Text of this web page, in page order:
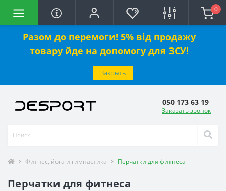
Разом до перемоги! 5% від продажу
товару йде на допомогу для ЗСУ!
Закрыть
0
050 173 63 19
Заказать звонок
Фитнес, йога и гимнастика Перчатки для фитнеса
Перчатки для фитнеса